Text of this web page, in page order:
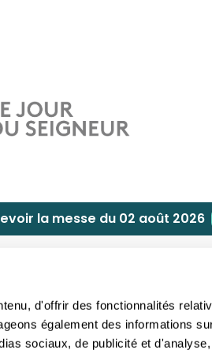
d'offrir des fonctionnalités
également des informations
sociaux, de publicité et
la messe du 02 août 2026
Comment nous
Faire un don
Réduction d’impôt